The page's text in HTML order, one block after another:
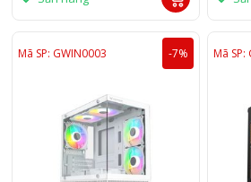
Mã SP: GWIN0003 -7% Mã SP: